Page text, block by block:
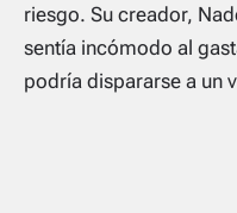
riesgo. Su creador,
sentía incómodo al
podría dispararse a un